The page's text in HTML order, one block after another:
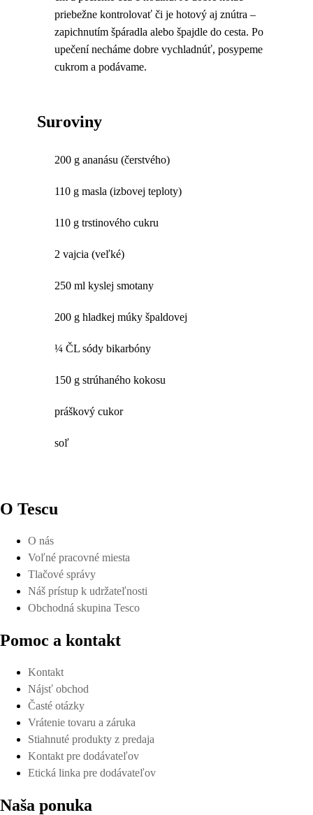
priebežne kontrolovať či je hotový aj znútra –
zapichnutím špáradla alebo špajdle do cesta. Po
upečení necháme dobre vychladnúť, posypeme
cukrom a podávame.
Suroviny
200 g ananásu (čerstvého)
110 g masla (izbovej teploty)
110 g trstinového cukru
2 vajcia (veľké)
250 ml kyslej smotany
200 g hladkej múky špaldovej
¼ ČL sódy bikarbóny
150 g strúhaného kokosu
práškový cukor
soľ
O Tescu
O nás
Voľné pracovné miesta
Tlačové správy
Náš prístup k udržateľnosti
Obchodná skupina Tesco
Pomoc a kontakt
Kontakt
Nájsť obchod
Časté otázky
Vrátenie tovaru a záruka
Stiahnuté produkty z predaja
Kontakt pre dodávateľov
Etická linka pre dodávateľov
Naša ponuka